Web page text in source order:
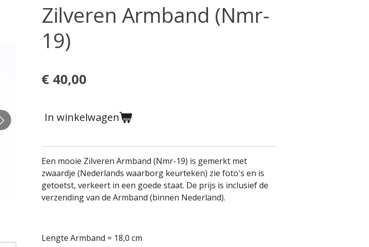
Zilveren Armband (Nmr-
19)
€ 40,00
In winkelwagen
Een mooie Zilveren Armband (Nmr-19) is gemerkt met
zwaardje (Nederlands waarborg keurteken) zie foto's en is
getoetst, verkeert in een goede staat. De prijs is inclusief de
verzending van de Armband (binnen Nederland).
Lengte Armband = 18,0 cm